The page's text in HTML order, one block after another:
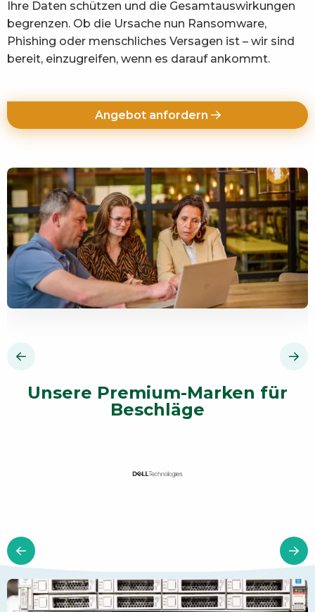
Ihre Daten schützen und die Gesamtauswirkungen
begrenzen. Ob die Ursache nun Ransomware,
Phishing oder menschliches Versagen ist – wir sind
bereit, einzugreifen, wenn es darauf ankommt.
Angebot anfordern
Unsere Premium-Marken für
Beschläge